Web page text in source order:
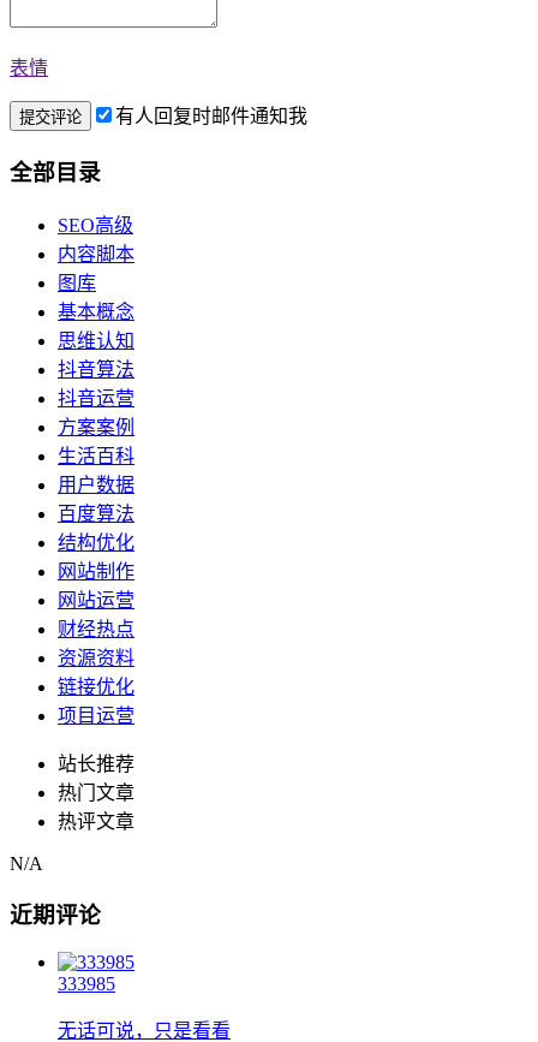
表情
有人回复时邮件通知我
全部目录
SEO高级
内容脚本
图库
基本概念
思维认知
抖音算法
抖音运营
方案案例
生活百科
用户数据
百度算法
结构优化
网站制作
网站运营
财经热点
资源资料
链接优化
项目运营
站长推荐
热门文章
热评文章
N/A
近期评论
333985
无话可说，只是看看